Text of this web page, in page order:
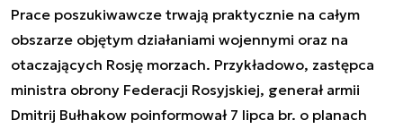
Prace poszukiwawcze trwają praktycznie na całym
obszarze objętym działaniami wojennymi oraz na
otaczających Rosję morzach. Przykładowo, zastępca
ministra obrony Federacji Rosyjskiej, generał armii
Dmitrij Bułhakow poinformował 7 lipca br. o planach